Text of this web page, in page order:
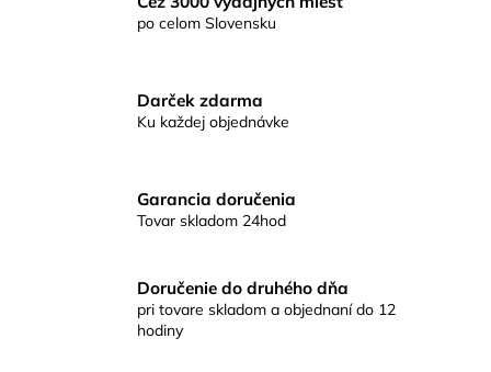
po celom Slovensku
Darček zdarma
Ku každej objednávke
Garancia doručenia
Tovar skladom 24hod
Doručenie do druhého dňa
pri tovare skladom a objednaní do 12
hodiny